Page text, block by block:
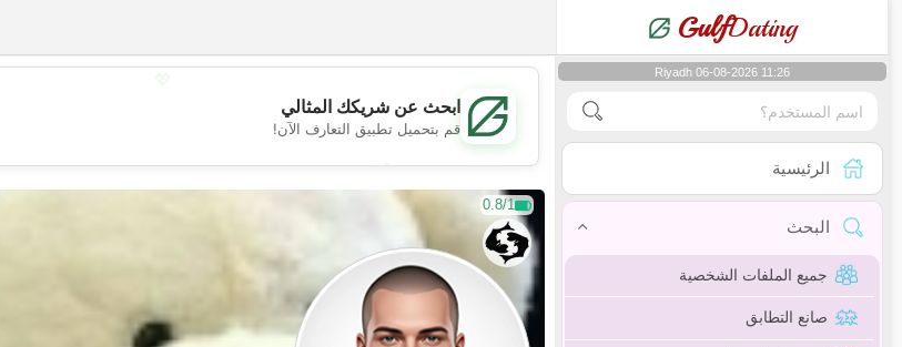
GulfDating
Riyadh 06-08-2026 11:26
الرئيسية
البحث
جميع الملفات الشخصية
صانع التطابق
💕
ابحث عن شريكك المثالي
قم بتحميل تطبيق التعارف الآن!
0.8/1